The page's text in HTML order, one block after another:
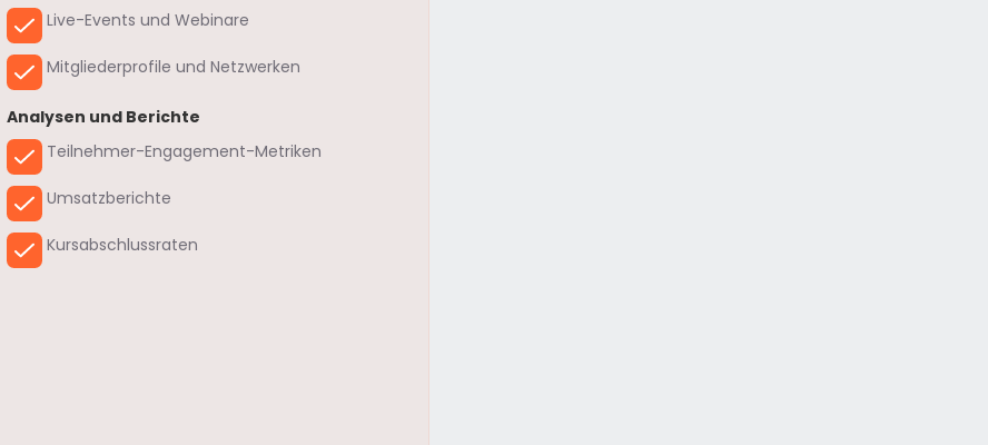
Live-Events und Webinare
Mitgliederprofile und Netzwerken
Analysen und Berichte
Teilnehmer-Engagement-Metriken
Umsatzberichte
Kursabschlussraten